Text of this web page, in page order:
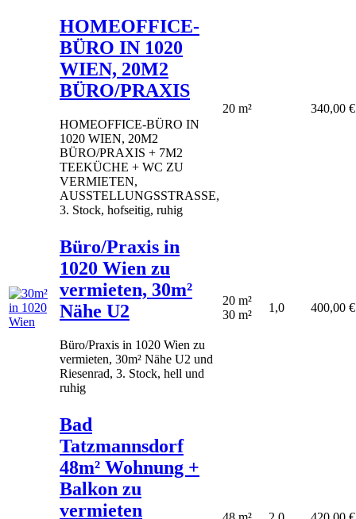
HOMEOFFICE-
BÜRO IN 1020
WIEN, 20M2
BÜRO/PRAXIS
HOMEOFFICE-BÜRO IN
1020 WIEN, 20M2
BÜRO/PRAXIS + 7M2
TEEKÜCHE + WC ZU
VERMIETEN,
AUSSTELLUNGSSTRASSE,
3. Stock, hofseitig, ruhig
20 m² 340,00 €
Büro/Praxis in
1020 Wien zu
vermieten, 30m²
Nähe U2
Büro/Praxis in 1020 Wien zu
vermieten, 30m² Nähe U2 und
Riesenrad, 3. Stock, hell und
ruhig
20 m²
30 m²
1,0 400,00 €
Bad
Tatzmannsdorf
48m² Wohnung +
Balkon zu
vermieten